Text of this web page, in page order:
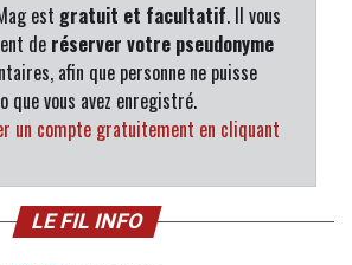
est gratuit et facultatif. Il vous
de réserver votre pseudonyme
afin que personne ne puisse
que vous avez enregistré.
un compte gratuitement en cliquant
LE FIL INFO